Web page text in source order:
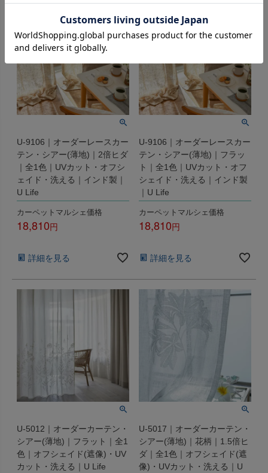
U-9106｜オーダーレースカー
テン・シアー(薄地)｜2倍ヒダ
｜全1色｜UVカット・オフシ
ェイド・洗える｜インド製｜
U Life
カーペットマルシェ価格
18,810
詳細を見る
U-9106｜オーダーレースカー
テン・シアー(薄地)｜フラッ
ト｜全1色｜UVカット・オフ
シェイド・洗える｜インド製
｜U Life
カーペットマルシェ価格
18,810
詳細を見る
U-5012｜オーダーカーテン・
シアー(薄地)｜フラット｜全1
色｜オフシェイド(遮像)・UV
カット・洗える｜U Life
U-5017｜オーダーカーテン・
シアー(薄地)｜花柄｜1.5倍ヒ
ダ｜全1色｜オフシェイド(遮
像)・UVカット・洗える｜U